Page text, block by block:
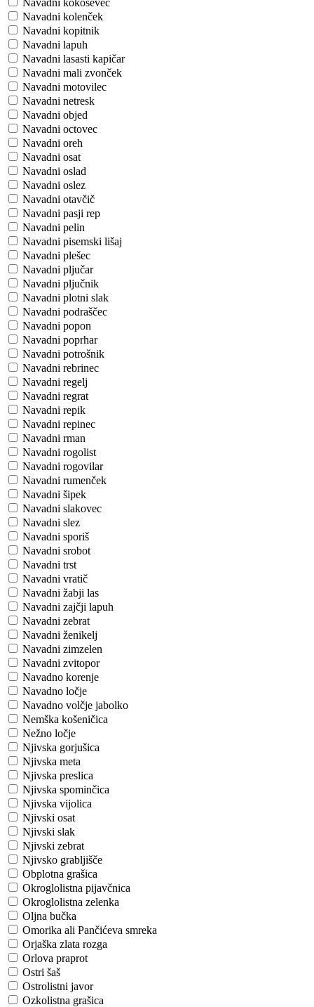
Navadni kokoševec
Navadni kolenček
Navadni kopitnik
Navadni lapuh
Navadni lasasti kapičar
Navadni mali zvonček
Navadni motovilec
Navadni netresk
Navadni objed
Navadni octovec
Navadni oreh
Navadni osat
Navadni oslad
Navadni oslez
Navadni otavčič
Navadni pasji rep
Navadni pelin
Navadni pisemski lišaj
Navadni plešec
Navadni pljučar
Navadni pljučnik
Navadni plotni slak
Navadni podraščec
Navadni popon
Navadni poprhar
Navadni potrošnik
Navadni rebrinec
Navadni regelj
Navadni regrat
Navadni repik
Navadni repinec
Navadni rman
Navadni rogolist
Navadni rogovilar
Navadni rumenček
Navadni šipek
Navadni slakovec
Navadni slez
Navadni sporiš
Navadni srobot
Navadni trst
Navadni vratič
Navadni žabji las
Navadni zajčji lapuh
Navadni zebrat
Navadni ženikelj
Navadni zimzelen
Navadni zvitopor
Navadno korenje
Navadno ločje
Navadno volčje jabolko
Nemška košeničica
Nežno ločje
Njivska gorjušica
Njivska meta
Njivska preslica
Njivska spominčica
Njivska vijolica
Njivski osat
Njivski slak
Njivski zebrat
Njivsko grabljišče
Obplotna grašica
Okroglolistna pijavčnica
Okroglolistna zelenka
Oljna bučka
Omorika ali Pančićeva smreka
Orjaška zlata rozga
Orlova praprot
Ostri šaš
Ostrolistni javor
Ozkolistna grašica